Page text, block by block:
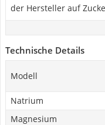
der Hersteller auf
Technische Details
Modell
Natrium
Magnesium